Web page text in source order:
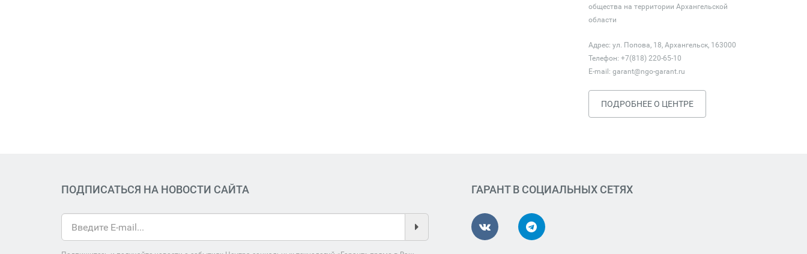
общества на территории Архангельской
области
Адрес: ул. Попова, 18, Архангельск, 163000
Телефон: +7(818) 220-65-10
E-mail: garant@ngo-garant.ru
ПОДРОБНЕЕ О ЦЕНТРЕ
ПОДПИСАТЬСЯ НА НОВОСТИ САЙТА ГАРАНТ В СОЦИАЛЬНЫХ СЕТЯХ